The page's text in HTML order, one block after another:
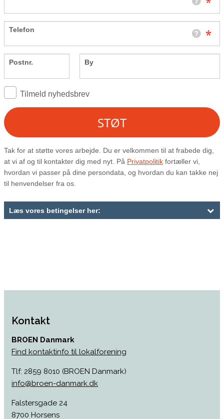
Kontakt
BROEN Danmark
Find kontaktinfo til lokalforening
Tlf: 2859 8010 (BROEN Danmark)
info@broen-danmark.dk
Falstersgade 24
8700 Horsens